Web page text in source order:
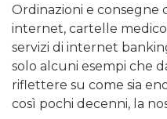
Ordinazioni e consegne
internet, cartelle
servizi di internet
solo alcuni esempi che
riflettere su come sia
così pochi decenni, la